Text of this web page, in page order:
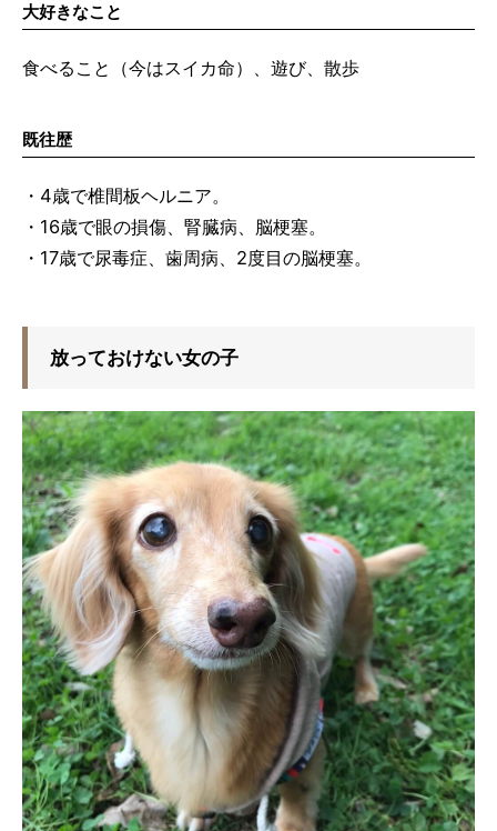
大好きなこと
食べること（今はスイカ命）、遊び、散歩
既往歴
・4歳で椎間板ヘルニア。
・16歳で眼の損傷、腎臓病、脳梗塞。
・17歳で尿毒症、歯周病、2度目の脳梗塞。
放っておけない女の子